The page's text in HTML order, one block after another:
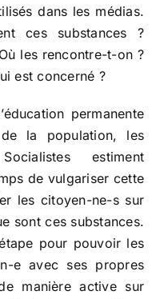
dans les médias.
ces substances ?
les rencontre-t-on ?
est concerné ?
permanente
de la population, les
estiment
de vulgariser cette
les citoyen-ne-s sur
sont ces substances.
pour pouvoir les
e avec ses propres
manière active sur